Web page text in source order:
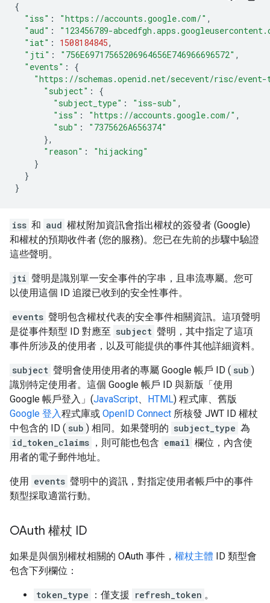
{
"iss" : "https://accounts.google.com/" ,
"aud" :
"123456789-
"iat" : 1508184845,
"jti" : "756E69717565206964656E746966696572" ,
"events" :
{
"https://schemas.openid.net/secevent/risc/event-
"subject" :
{
"subject_type" : "iss-sub" ,
"iss" : "https://accounts.google.com/" ,
"sub" :
"7375626A656374"
},
"reason" :
"hijacking"
}
}
}
iss 和 aud 權杖附加資訊會指出權杖的簽發者 (Google)
和權杖的預期收件者 (您的服務)。您已在先前的步驟中驗證
這些聲明。
jti 聲明是識別單一安全事件的字串，且串流專屬。您可
以使用這個 ID 追蹤已收到的安全性事件。
events 聲明包含權杖代表的安全事件相關資訊。這項聲明
是從事件類型 ID 對應至 subject 聲明，其中指定了這項
事件所涉及的使用者，以及可能提供的事件其他詳細資料。
subject 聲明會使用使用者的專屬 Google 帳戶 ID ( sub )
識別特定使用者。這個 Google 帳戶 ID 與新版「使用
Google 帳戶登入」(JavaScript、 HTML) 程式庫、舊版
Google 登入程式庫或 OpenID Connect 所核發 JWT ID 權杖
中包含的 ID ( sub ) 相同。如果聲明的 subject_type 為
id_token_claims ，則可能也包含 email 欄位，內含使
用者的電子郵件地址。
使用 events 聲明中的資訊，對指定使用者帳戶中的事件
類型採取適當行動。
OAuth 權杖 ID
如果是與個別權杖相關的 OAuth 事件， 權杖主體 ID 類型會
包含下列欄位：
token_type ：僅支援 refresh_token 。